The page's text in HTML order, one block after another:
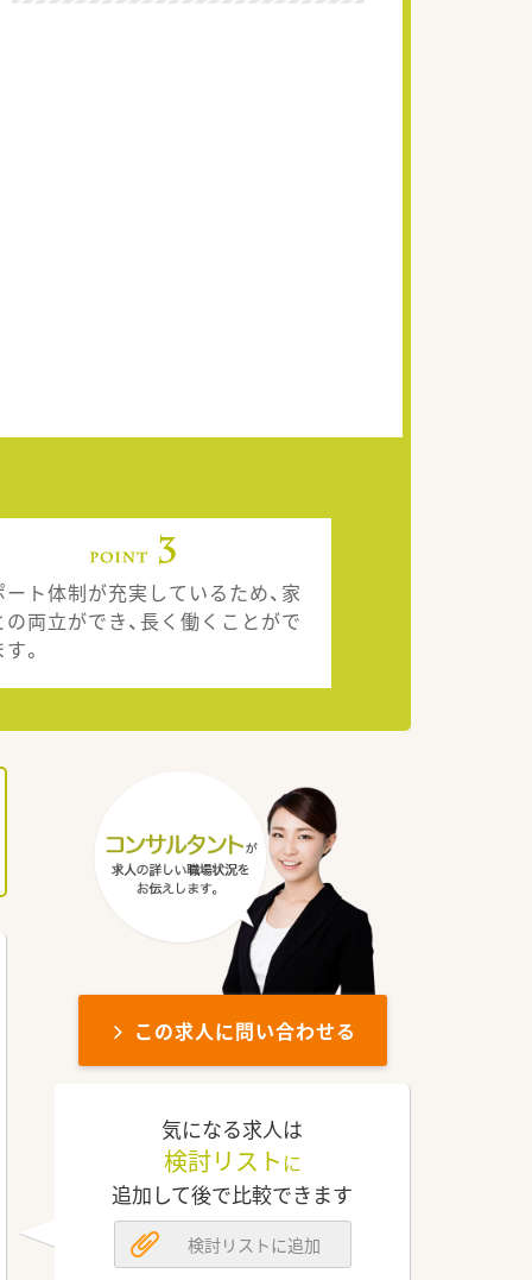
ート体制が充実しているため、家
の両立ができ、長く働くことがで
。
この求人に問い合わせる
気になる求人は
検討リスト に
追加して後で比較できます
検討リストに追加